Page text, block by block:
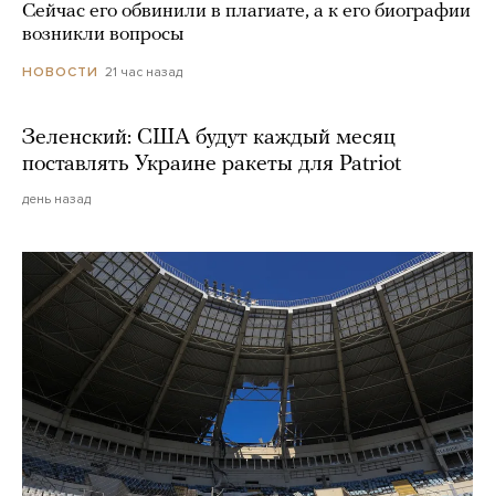
Сейчас его обвинили в плагиате, а к его биографии
возникли вопросы
НОВОСТИ 21 час назад
Зеленский: США будут каждый месяц
поставлять Украине ракеты для Patriot
день назад